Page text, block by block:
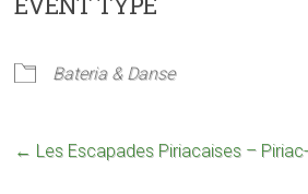
Bateria & Danse
← Les Escapades Piriacaises –